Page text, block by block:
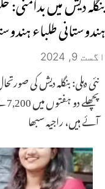
ہندوستانی طلباء
اگست 9, 2024
آئے ہیں، راجیہ سبھا